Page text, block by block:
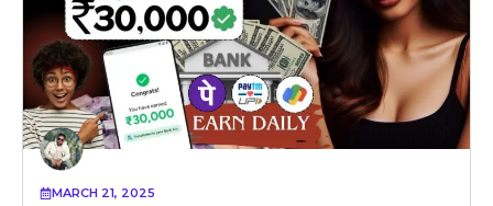
MARCH 21, 2025